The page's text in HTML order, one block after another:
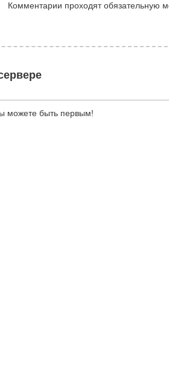
Комментарии проходят обязательную
можете быть первым!